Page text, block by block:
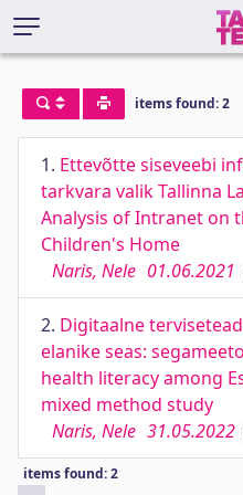
items found: 2
1. Ettevõtte siseveebi
tarkvara valik Tallinna
Analysis of Intranet on
Children's Home
Naris, Nele 01.06.2021
2. Digitaalne
elanike seas:
health literacy among
mixed method study
Naris, Nele 31.05.2022
items found: 2